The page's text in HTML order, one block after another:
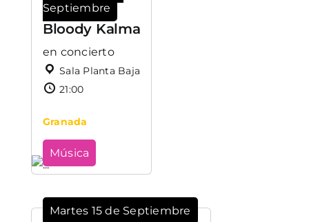
Septiembre
Bloody Kalma
en concierto
Sala Planta Baja
21:00
Granada
Música
Martes 15 de Septiembre